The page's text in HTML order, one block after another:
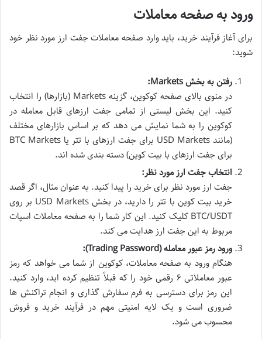
ورود به صفحه معاملات
برای آغاز فرآیند خرید، باید وارد صفحه معاملات جفت ارز مورد نظر خود
شوید:
رفتن به بخش Markets:
در منوی بالای صفحه کوکوین، گزینه Markets (بازارها) را انتخاب
کنید. این بخش لیستی از تمامی جفت ارزهای قابل معامله در
کوکوین را به شما نمایش می دهد که بر اساس بازارهای مختلف
(مانند USD Markets برای جفت ارزهای با تتر یا BTC Markets
برای جفت ارزهای با بیت کوین) دسته بندی شده اند.
انتخاب جفت ارز مورد نظر:
جفت ارز مورد نظر برای خرید را پیدا کنید. به عنوان مثال، اگر قصد
خرید بیت کوین با تتر را دارید، در بخش USD Markets بر روی
BTC/USDT کلیک کنید. این کار شما را به صفحه معاملات اسپات
مربوط به این جفت ارز هدایت می کند.
ورود رمز عبور معامله (Trading Password):
هنگام ورود به صفحه معاملات، کوکوین از شما می خواهد که رمز
عبور معاملاتی ۶ رقمی خود را که قبلاً تنظیم کرده اید، وارد کنید.
این رمز برای دسترسی به فرم سفارش گذاری و انجام تراکنش ها
ضروری است و یک لایه امنیتی مهم در فرآیند خرید و فروش
محسوب می شود.